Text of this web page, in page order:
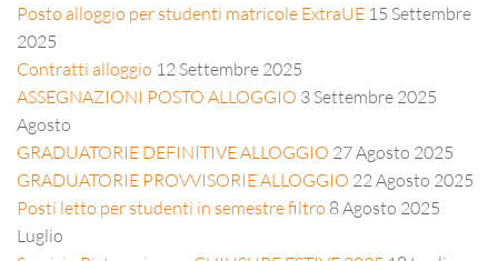
Posto alloggio per studenti matricole ExtraUE 15 Settembre
2025
Contratti alloggio 12 Settembre 2025
ASSEGNAZIONI POSTO ALLOGGIO 3 Settembre 2025
Agosto
GRADUATORIE DEFINITIVE ALLOGGIO 27 Agosto 2025
GRADUATORIE PROVVISORIE ALLOGGIO 22 Agosto 2025
Posti letto per studenti in semestre filtro 8 Agosto 2025
Luglio